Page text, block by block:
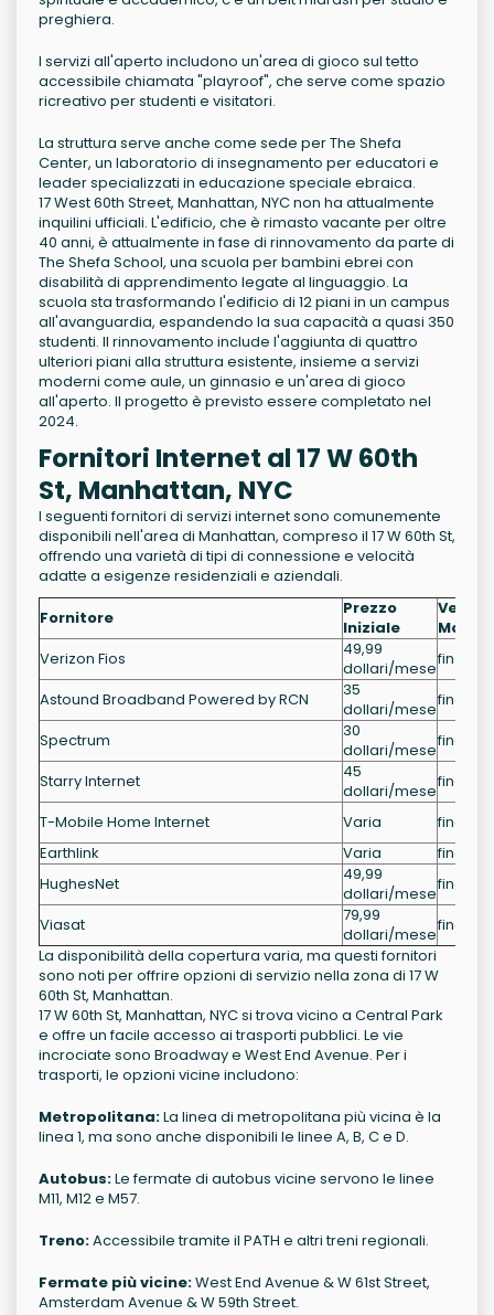
preghiera.
I servizi all'aperto includono un'area di gioco sul tetto
accessibile chiamata "playroof", che serve come spazio
ricreativo per studenti e visitatori.
La struttura serve anche come sede per The Shefa
Center, un laboratorio di insegnamento per educatori e
leader specializzati in educazione speciale ebraica.
17 West 60th Street, Manhattan, NYC non ha attualmente
inquilini ufficiali. L'edificio, che è rimasto vacante per oltre
40 anni, è attualmente in fase di rinnovamento da parte di
The Shefa School, una scuola per bambini ebrei con
disabilità di apprendimento legate al linguaggio. La
scuola sta trasformando l'edificio di 12 piani in un campus
all'avanguardia, espandendo la sua capacità a quasi 350
studenti. Il rinnovamento include l'aggiunta di quattro
ulteriori piani alla struttura esistente, insieme a servizi
moderni come aule, un ginnasio e un'area di gioco
all'aperto. Il progetto è previsto essere completato nel
2024.
Fornitori Internet al 17 W 60th
St, Manhattan, NYC
I seguenti fornitori di servizi internet sono comunemente
disponibili nell'area di Manhattan, compreso il 17 W 60th St,
offrendo una varietà di tipi di connessione e velocità
adatte a esigenze residenziali e aziendali.
Fornitore
Prezzo
Iniziale
Verizon Fios
49,99
dollari/mesefino a
Astound Broadband Powered by RCN
35
dollari/mesefino a
Spectrum
30
dollari/mesefino a 1
Starry Internet
45
dollari/mesefino a 1
T-Mobile Home Internet
Varia
fino a
Earthlink
Varia
fino a
HughesNet
49,99
dollari/mesefino a
Viasat
79,99
dollari/mesefino a
La disponibilità della copertura varia, ma questi fornitori
sono noti per offrire opzioni di servizio nella zona di 17 W
60th St, Manhattan.
17 W 60th St, Manhattan, NYC si trova vicino a Central Park
e offre un facile accesso ai trasporti pubblici. Le vie
incrociate sono Broadway e West End Avenue. Per i
trasporti, le opzioni vicine includono:
Metropolitana:La linea di metropolitana più vicina è la
linea 1, ma sono anche disponibili le linee A, B, C e D.
Autobus:Le fermate di autobus vicine servono le linee
M11, M12 e M57.
Treno:Accessibile tramite il PATH e altri treni regionali.
Fermate più vicine:West End Avenue & W 61st Street,
Amsterdam Avenue & W 59th Street.